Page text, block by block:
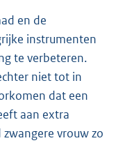
en de
instrumenten
te verbeteren.
niet tot in
dat een
aan extra
vrouw zo